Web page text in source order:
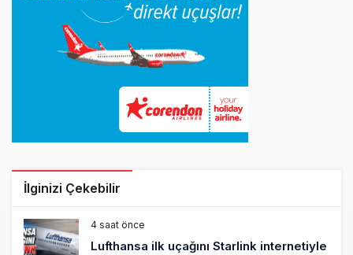
İlginizi Çekebilir
4 saat önce
Lufthansa ilk uçağını Starlink internetiyle